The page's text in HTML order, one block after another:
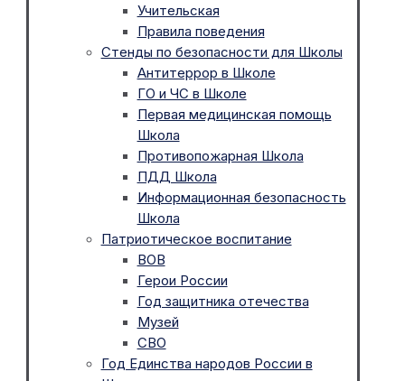
Учительская
Правила поведения
Стенды по безопасности для Школы
Антитеррор в Школе
ГО и ЧС в Школе
Первая медицинская помощь
Школа
Противопожарная Школа
ПДД Школа
Информационная безопасность
Школа
Патриотическое воспитание
ВОВ
Герои России
Год защитника отечества
Музей
СВО
Год Единства народов России в